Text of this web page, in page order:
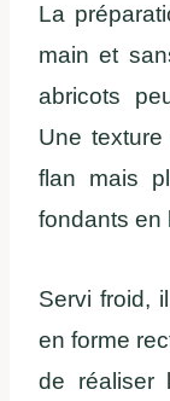
La
main et
abricots
Une
flan mais
fondants en
Servi froid,
en forme
de réaliser